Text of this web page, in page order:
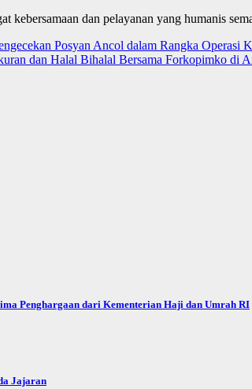
kebersamaan dan pelayanan yang humanis
Posyan Ancol dalam Rangka Operasi
dan Halal Bihalal Bersama Forkopimko di
Penghargaan dari Kementerian Haji dan Umrah RI
Jajaran